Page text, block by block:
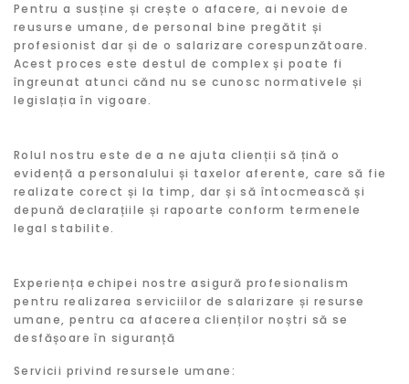
Pentru a susține și crește o afacere, ai nevoie de
reusurse umane, de personal bine pregătit și
profesionist dar și de o salarizare corespunzătoare.
Acest proces este destul de complex și poate fi
îngreunat atunci cănd nu se cunosc normativele și
legislația în vigoare.
Rolul nostru este de a ne ajuta clienții să țină o
evidență a personalului și taxelor aferente, care să fie
realizate corect și la timp, dar și să întocmească și
depună declarațiile și rapoarte conform termenele
legal stabilite.
Experiența echipei nostre asigură profesionalism
pentru realizarea serviciilor de salarizare și resurse
umane, pentru ca afacerea clienților noștri să se
desfășoare în siguranță
Servicii privind resursele umane: